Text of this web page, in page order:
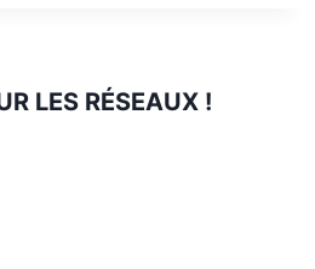
LES RÉSEAUX !